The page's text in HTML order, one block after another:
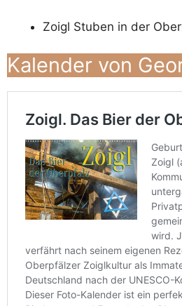
Zoigl Stuben in der
Kalender von